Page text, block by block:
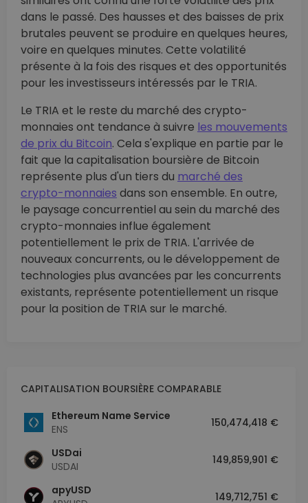
dans le passé. Des hausses et des baisses de prix
brutales peuvent se produire en quelques heures,
voire en quelques minutes. Cette volatilité
présente à la fois des risques et des opportunités
pour les investisseurs intéressés par le TRIA.
Le TRIA et le reste du marché des crypto-
monnaies ont tendance à suivre les mouvements
de prix du Bitcoin. Cela s'explique en partie par le
fait que la capitalisation boursière de Bitcoin
représente plus d'un tiers du marché des
crypto-monnaies dans son ensemble. En outre,
le paysage concurrentiel au sein du marché des
crypto-monnaies influe également
potentiellement le prix de TRIA. L'arrivée de
nouveaux concurrents, ou le développement de
technologies plus avancées par les concurrents
existants, représente potentiellement un risque
pour la position de TRIA sur le marché.
CAPITALISATION BOURSIÈRE COMPARABLE
Ethereum Name Service
ENS
150,474,418 €
USDai
USDAI
149,859,901 €
apyUSD
149,712,751 €